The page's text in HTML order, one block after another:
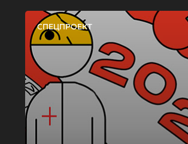
СПЕЦПРОЕКТ